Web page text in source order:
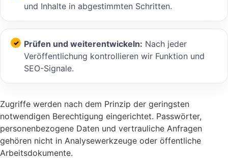
und Inhalte in abgestimmten Schritten.
Prüfen und weiterentwickeln: Nach jeder
Veröffentlichung kontrollieren wir Funktion und
SEO-Signale.
Zugriffe werden nach dem Prinzip der geringsten
notwendigen Berechtigung eingerichtet. Passwörter,
personenbezogene Daten und vertrauliche Anfragen
gehören nicht in Analysewerkzeuge oder öffentliche
Arbeitsdokumente.